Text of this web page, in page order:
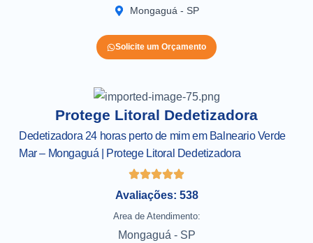
Mongaguá - SP
Solicite um Orçamento
Protege Litoral Dedetizadora
Dedetizadora 24 horas perto de mim em Balneario Verde
Mar – Mongaguá | Protege Litoral Dedetizadora
Avaliações: 538
Area de Atendimento:
Mongaguá - SP